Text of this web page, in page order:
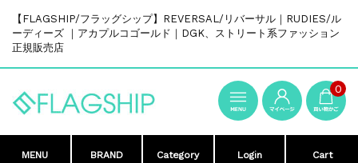
【FLAGSHIP/フラッグシップ】REVERSAL/リバーサル｜RUDIES/ル
ーディーズ ｜アカプルコゴールド｜DGK、ストリート系ファッション
正規販売店
0
MENU BRAND Category Login Cart